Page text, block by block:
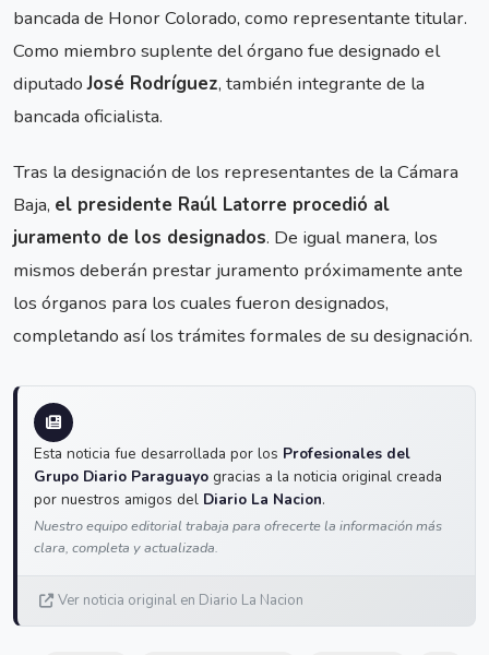
bancada de Honor Colorado, como representante titular.
Como miembro suplente del órgano fue designado el
diputadoJosé Rodríguez, también integrante de la
bancada oficialista.
Tras la designación de los representantes de la Cámara
Baja, el presidente Raúl Latorre procedió al
juramento de los designados. De igual manera, los
mismos deberán prestar juramento próximamente ante
los órganos para los cuales fueron designados,
completando así los trámites formales de su designación.
Esta noticia fue desarrollada por los Profesionales del
Grupo Diario Paraguayo gracias a la noticia original creada
por nuestros amigos del Diario La Nacion.
Nuestro equipo editorial trabaja para ofrecerte la información más
clara, completa y actualizada.
Ver noticia original en Diario La Nacion